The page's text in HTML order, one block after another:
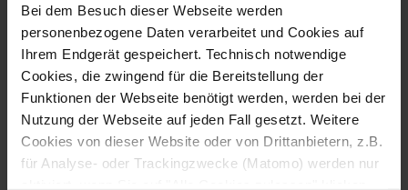
Bei dem Besuch dieser Webseite werden
personenbezogene Daten verarbeitet und Cookies auf
Ihrem Endgerät gespeichert. Technisch notwendige
Cookies, die zwingend für die Bereitstellung der
Funktionen der Webseite benötigt werden, werden bei der
Nutzung der Webseite auf jeden Fall gesetzt. Weitere
Cookies von dieser Website oder von Drittanbietern, z.B.
für Analyse- oder Trackingzwecke (Matomo) werden nur
SENDEN
Das erwartet dich
Mit deiner Arbeit auf Montage in verschiedensten